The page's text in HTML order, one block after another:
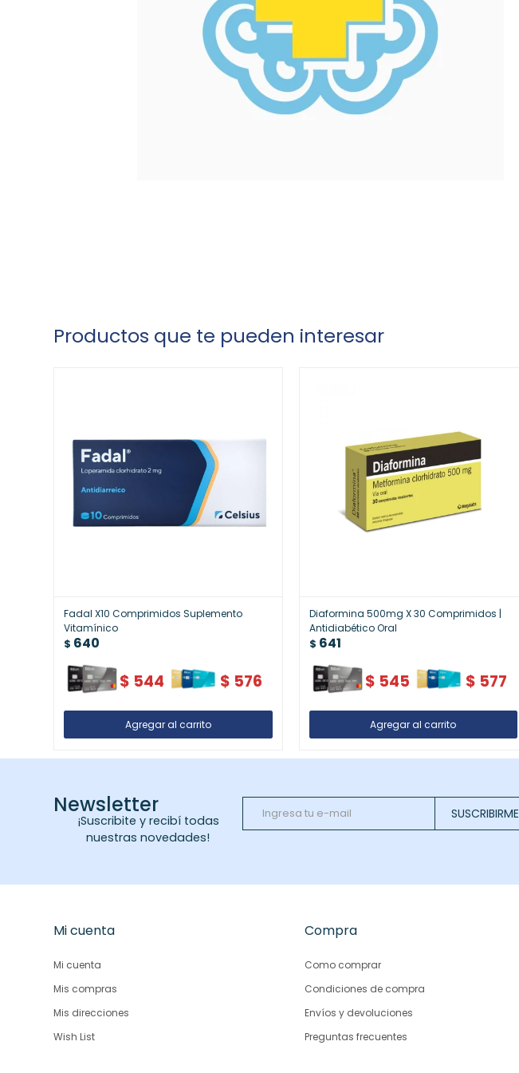
Productos que te pueden interesar
Fadal X10 Comprimidos Suplemento
Vitamínico
$ 640
$ 544 $ 576
Diaformina 500mg X 30 Comprimidos |
Antidiabético Oral
$ 641
$ 545 $ 577
Newsletter
¡Suscribite y recibí todas
nuestras novedades!
SUSCRIBIRME
Mi cuenta
Mi cuenta
Mis compras
Mis direcciones
Wish List
Compra
Como comprar
Condiciones de compra
Envíos y devoluciones
Preguntas frecuentes